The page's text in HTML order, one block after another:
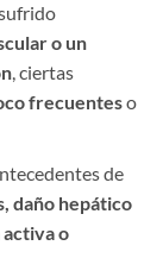
o un
, ciertas ​
frecuentes​ o ​
de
daño hepático
o